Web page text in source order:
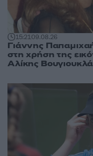
15:2109.08.26
Γιάννης
στη χρήση της
Αλίκης